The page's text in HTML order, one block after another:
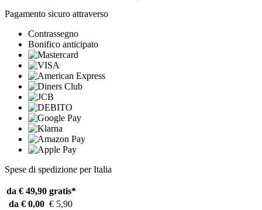
Pagamento sicuro attraverso
Contrassegno
Bonifico anticipato
Spese di spedizione per Italia
da € 49,90 gratis*
da € 0,00 € 5,90